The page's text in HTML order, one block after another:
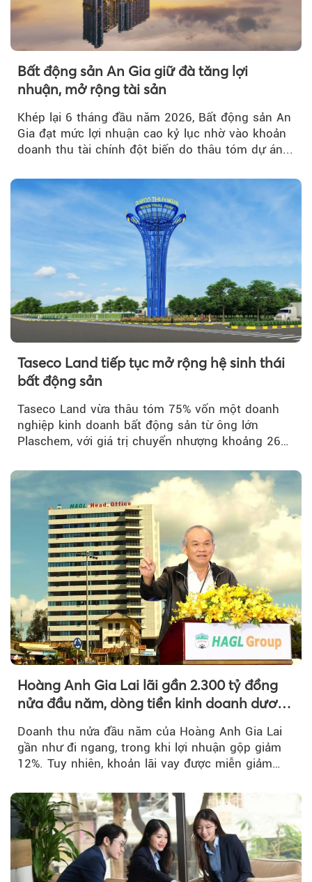
Bất động sản An Gia giữ đà tăng lợi
nhuận, mở rộng tài sản
Khép lại 6 tháng đầu năm 2026, Bất động sản An
Gia đạt mức lợi nhuận cao kỷ lục nhờ vào khoản
doanh thu tài chính đột biến do thâu tóm dự án...
Taseco Land tiếp tục mở rộng hệ sinh thái
bất động sản
Taseco Land vừa thâu tóm 75% vốn một doanh
nghiệp kinh doanh bất động sản từ ông lớn
Plaschem, với giá trị chuyển nhượng khoảng 262
Hoàng Anh Gia Lai lãi gần 2.300 tỷ đồng
nửa đầu năm, dòng tiền kinh doanh dương
Doanh thu nửa đầu năm của Hoàng Anh Gia Lai
gần như đi ngang, trong khi lợi nhuận gộp giảm
12%. Tuy nhiên, khoản lãi vay được miễn giảm